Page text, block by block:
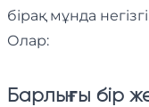
бірақ мұнда
Олар:
Барлығы бір